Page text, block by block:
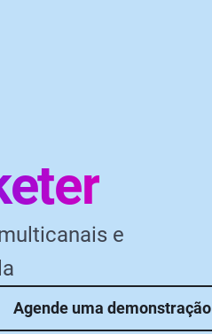
e
Agende uma demonstração